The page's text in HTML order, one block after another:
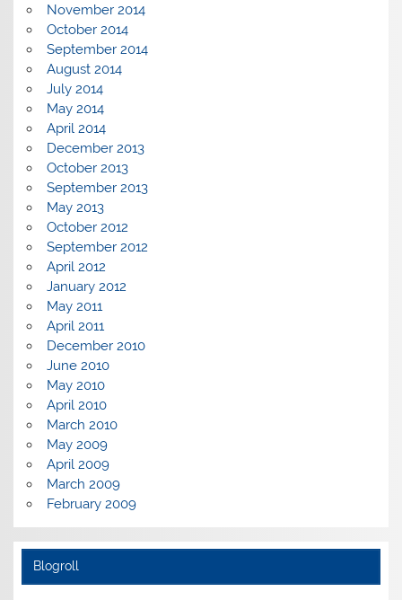
November 2014
October 2014
September 2014
August 2014
July 2014
May 2014
April 2014
December 2013
October 2013
September 2013
May 2013
October 2012
September 2012
April 2012
January 2012
May 2011
April 2011
December 2010
June 2010
May 2010
April 2010
March 2010
May 2009
April 2009
March 2009
February 2009
Blogroll